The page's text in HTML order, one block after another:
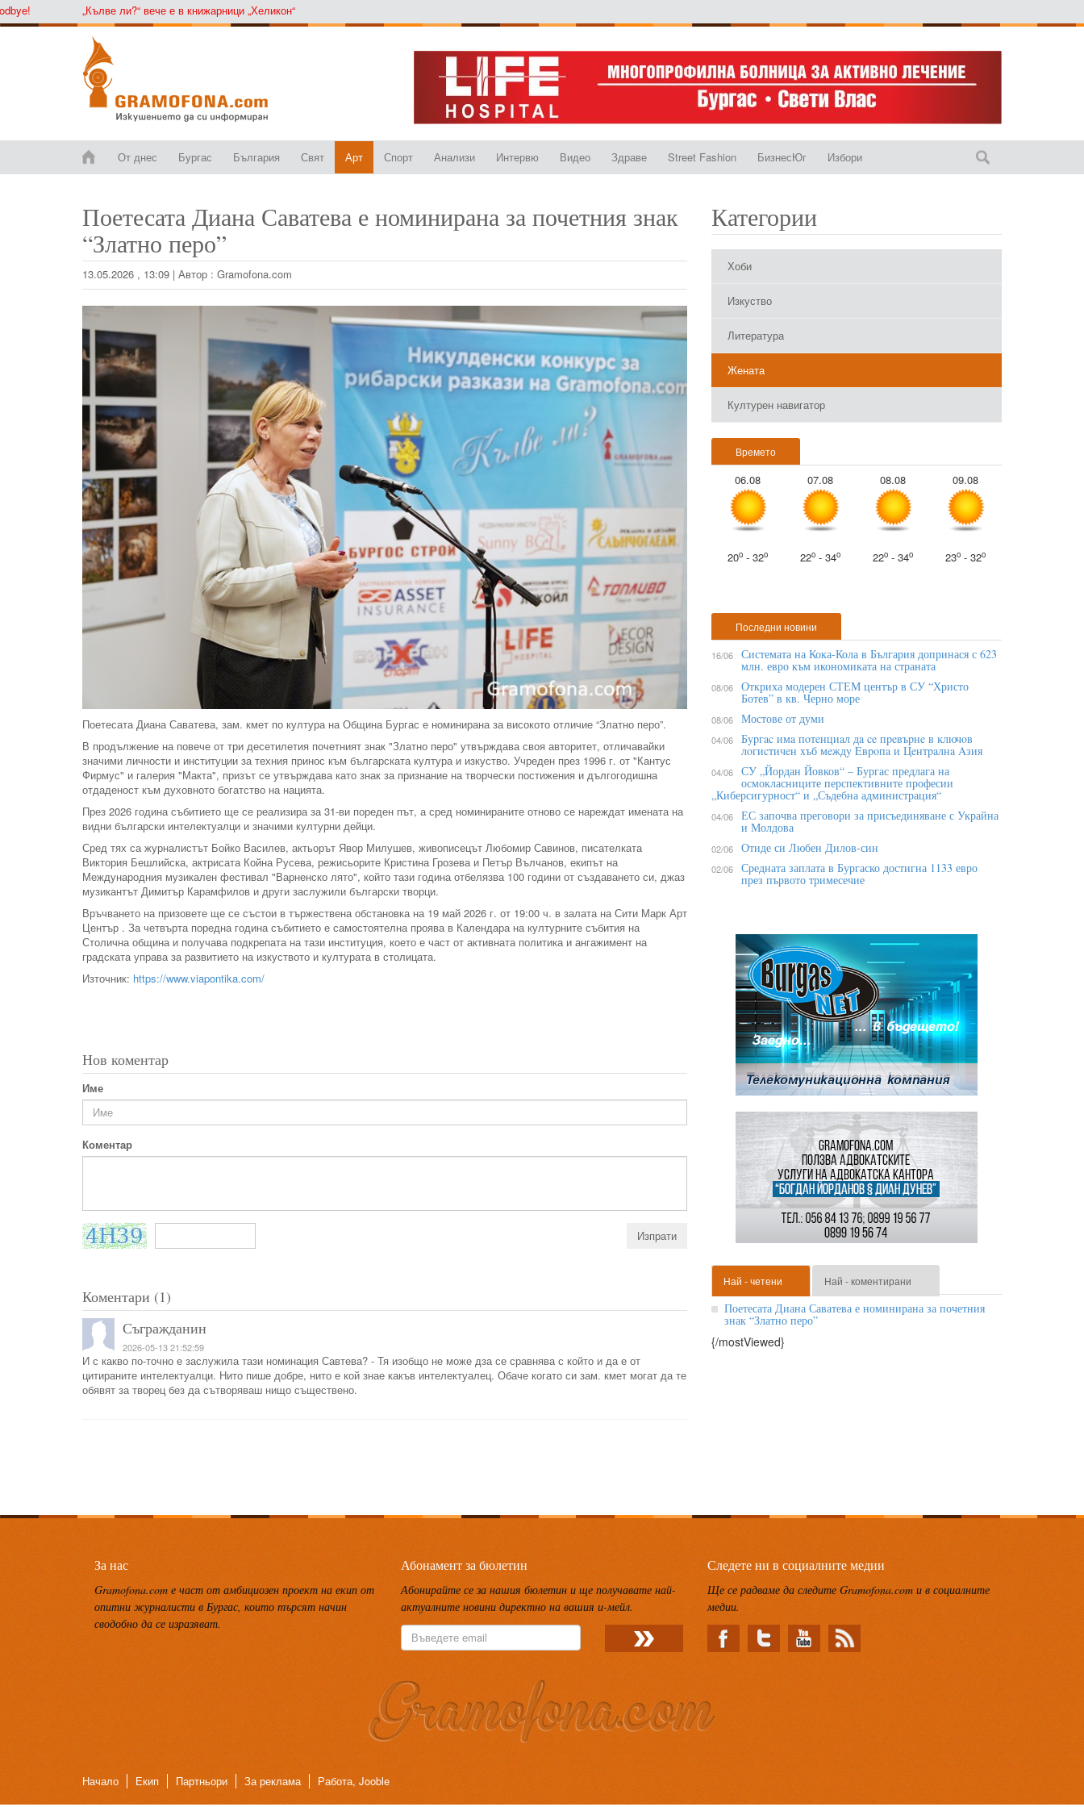
„Кълве ли?“ вече е в книжарници „Хеликон“
От днес Бургас България Свят Арт Спорт Анализи Интервю Видео Здраве Street Fashion БизнесЮг Избори
Поетесата Диана Саватева е номинирана за почетния знак
“Златно перо”
13.05.2026 , 13:09 | Автор : Gramofona.com
Поетесата Диана Саватева, зам. кмет по култура на Община Бургас е номинирана за високото отличие “Златно перо”.
В продължение на повече от три десетилетия почетният знак "Златно перо" утвърждава своя авторитет, отличавайки
значими личности и институции за техния принос към българската култура и изкуство. Учреден през 1996 г. от "Кантус
Фирмус" и галерия "Макта", призът се утвърждава като знак за признание на творчески постижения и дългогодишна
отдаденост към духовното богатство на нацията.
През 2026 година събитието ще се реализира за 31-ви пореден път, а сред номинираните отново се нареждат имената на
видни български интелектуалци и значими културни дейци.
Сред тях са журналистът Бойко Василев, актьорът Явор Милушев, живописецът Любомир Савинов, писателката
Виктория Бешлийска, актрисата Койна Русева, режисьорите Кристина Грозева и Петър Вълчанов, екипът на
Международния музикален фестивал "Варненско лято", който тази година отбелязва 100 години от създаването си, джаз
музикантът Димитър Карамфилов и други заслужили български творци.
Връчването на призовете ще се състои в тържествена обстановка на 19 май 2026 г. от 19:00 ч. в залата на Сити Марк Арт
Център . За четвърта поредна година събитието е самостоятелна проява в Календара на културните събития на
Столична община и получава подкрепата на тази институция, което е част от активната политика и ангажимент на
градската управа за развитието на изкуството и културата в столицата.
Източник: https://www.viapontika.com/
Нов коментар
Име
Коментар
Коментари (1)
Съгражданин
2026-05-13 21:52:59
И с какво по-точно е заслужила тази номинация Савтева? - Тя изобщо не може дза се сравнява с който и да е от
цитираните интелектуалци. Нито пише добре, нито е кой знае какъв интелектуалец. Обаче когато си зам. кмет могат да те
обявят за творец без да сътворяваш нищо съществено.
Категории
Хоби
Изкуство
Литература
Жената
Културен навигатор
Времето
06.08
20o - 32o
07.08
22o - 34o
08.08
22o - 34o
09.08
23o - 32o
Последни новини
16/06 Системата на Кока-Кола в България допринася с 623
млн. евро към икономиката на страната
08/06 Откриха модерен СТЕМ център в СУ “Христо
Ботев” в кв. Черно море
08/06 Мостове от думи
04/06 Бypгac имa пoтeнциaл дa ce пpeвъpнe в ĸлючoв
лoгиcтичeн xъб мeждy Eвpoпa и Цeнтpaлнa Aзия
04/06 СУ „Йордан Йовков“ – Бургас предлага на
осмокласниците перспективните професии
„Киберсигурност“ и „Съдебна администрация“
04/06 ЕС започва преговори за присъединяване с Украйна
и Молдова
02/06 Отиде си Любен Дилов-син
02/06 Средната заплата в Бургаско достигна 1133 евро
през първото тримесечие
Най - четени Най - коментирани
Поетесата Диана Саватева е номинирана за почетния
знак “Златно перо”
{/mostViewed}
За нас
Gramofona.com е част от амбициозен проект на екип от
опитни журналисти в Бургас, които търсят начин
сводобно да се изразяват.
Абонамент за бюлетин
Абонирайте се за нашия бюлетин и ще получавате най-
актуалните новини директно на вашия и-мейл.
Следете ни в социалните медии
Ще се радваме да следите Gramofona.com и в социалните
медии.
Начало Екип Партньори За реклама Работа, Jooble